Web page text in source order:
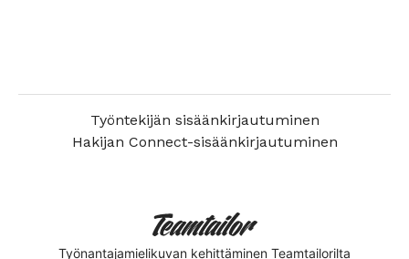
Työntekijän sisäänkirjautuminen
Hakijan Connect-sisäänkirjautuminen
Työnantajamielikuvan kehittäminen Teamtailorilta